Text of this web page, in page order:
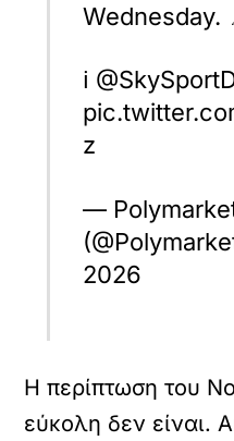
Wednesday.
ℹ️
z
—
2026
Η περίπτωση του
εύκολη δεν είναι.